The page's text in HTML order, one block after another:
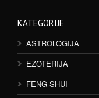
KATEGORIJE
ASTROLOGIJA
EZOTERIJA
FENG SHUI